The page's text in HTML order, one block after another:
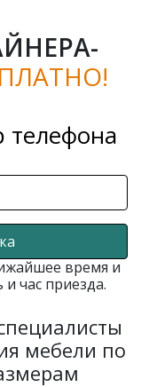
телефона
время и
и час приезда.
мебели по